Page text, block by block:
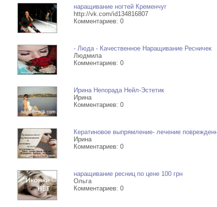
- тату всех стилей
- татуж (перманентный
бровей, губ, век
- Пирсинг носа, губ,
бровей, пупка, сосков,
пирсинг.
- Лазерное удаление
- Обучения
татуировки, татуажу и
- Трудоустройство
наращивание ногтей Кременчуг
http://vk.com/id134816807
Комментариев: 0
- Люда - Качественное Наращивание Ресничек
Людмила
Комментариев: 0
Ирина Непорада Нейл-Эстетик
Ирина
Комментариев: 0
Кератиновое выпрямление- лечение
Ирина
Комментариев: 0
наращивание ресниц по цене 100 грн
Ольга
Комментариев: 0